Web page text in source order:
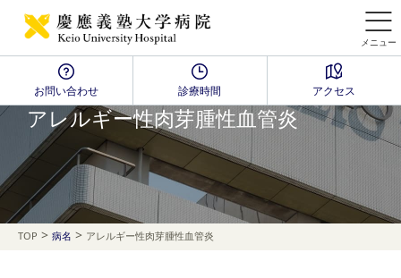
メニュー
お問い合わせ 診療時間 アクセス
Disease Name Search
アレルギー性肉芽腫性血管炎
TOP > 病名 > アレルギー性肉芽腫性血管炎